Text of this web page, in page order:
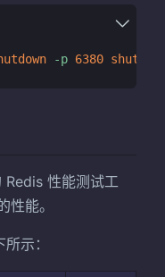
-p 6380
性能测试工
能。
示：